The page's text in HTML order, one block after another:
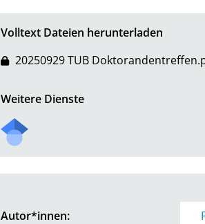
Volltext Dateien herunterladen
20250929 TUB
Weitere Dienste
Autor*innen: